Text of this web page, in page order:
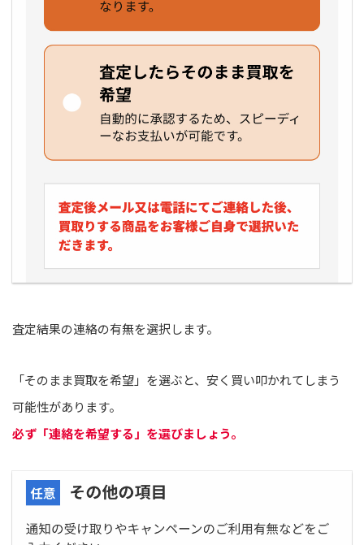
査定結果の連絡の有無を選択します。
「そのまま買取を希望」を選ぶと、安く買い叩かれてしまう
可能性があります。
必ず「連絡を希望する」を選びましょう。